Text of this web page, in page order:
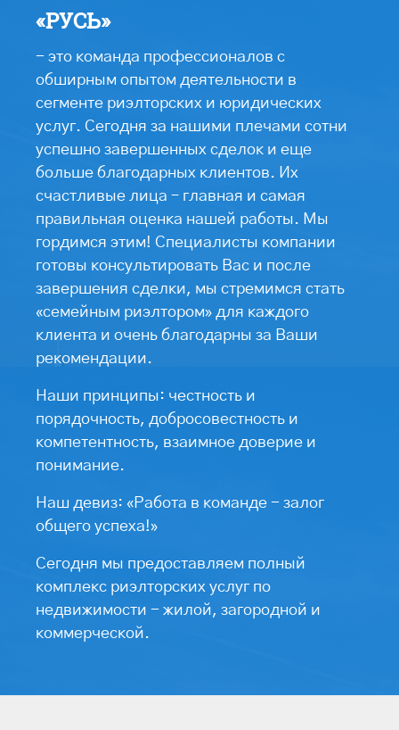
«РУСЬ»
- это команда профессионалов с
обширным опытом деятельности в
сегменте риэлторских и юридических
услуг. Сегодня за нашими плечами сотни
успешно завершенных сделок и еще
больше благодарных клиентов. Их
счастливые лица – главная и самая
правильная оценка нашей работы. Мы
гордимся этим! Специалисты компании
готовы консультировать Вас и после
завершения сделки, мы стремимся стать
«семейным риэлтором» для каждого
клиента и очень благодарны за Ваши
рекомендации.
Наши принципы: честность и
порядочность, добросовестность и
компетентность, взаимное доверие и
понимание.
Наш девиз: «Работа в команде - залог
общего успеха!»
Сегодня мы предоставляем полный
комплекс риэлторских услуг по
недвижимости - жилой, загородной и
коммерческой.